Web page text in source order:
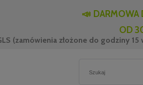
📣 DARMOWA
OD
(zamówienia złożone do godziny